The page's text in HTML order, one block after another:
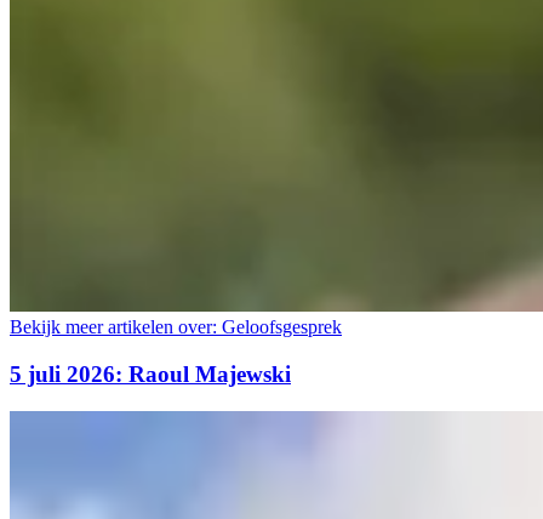
Bekijk meer artikelen over: Geloofsgesprek
5 juli 2026: Raoul Majewski